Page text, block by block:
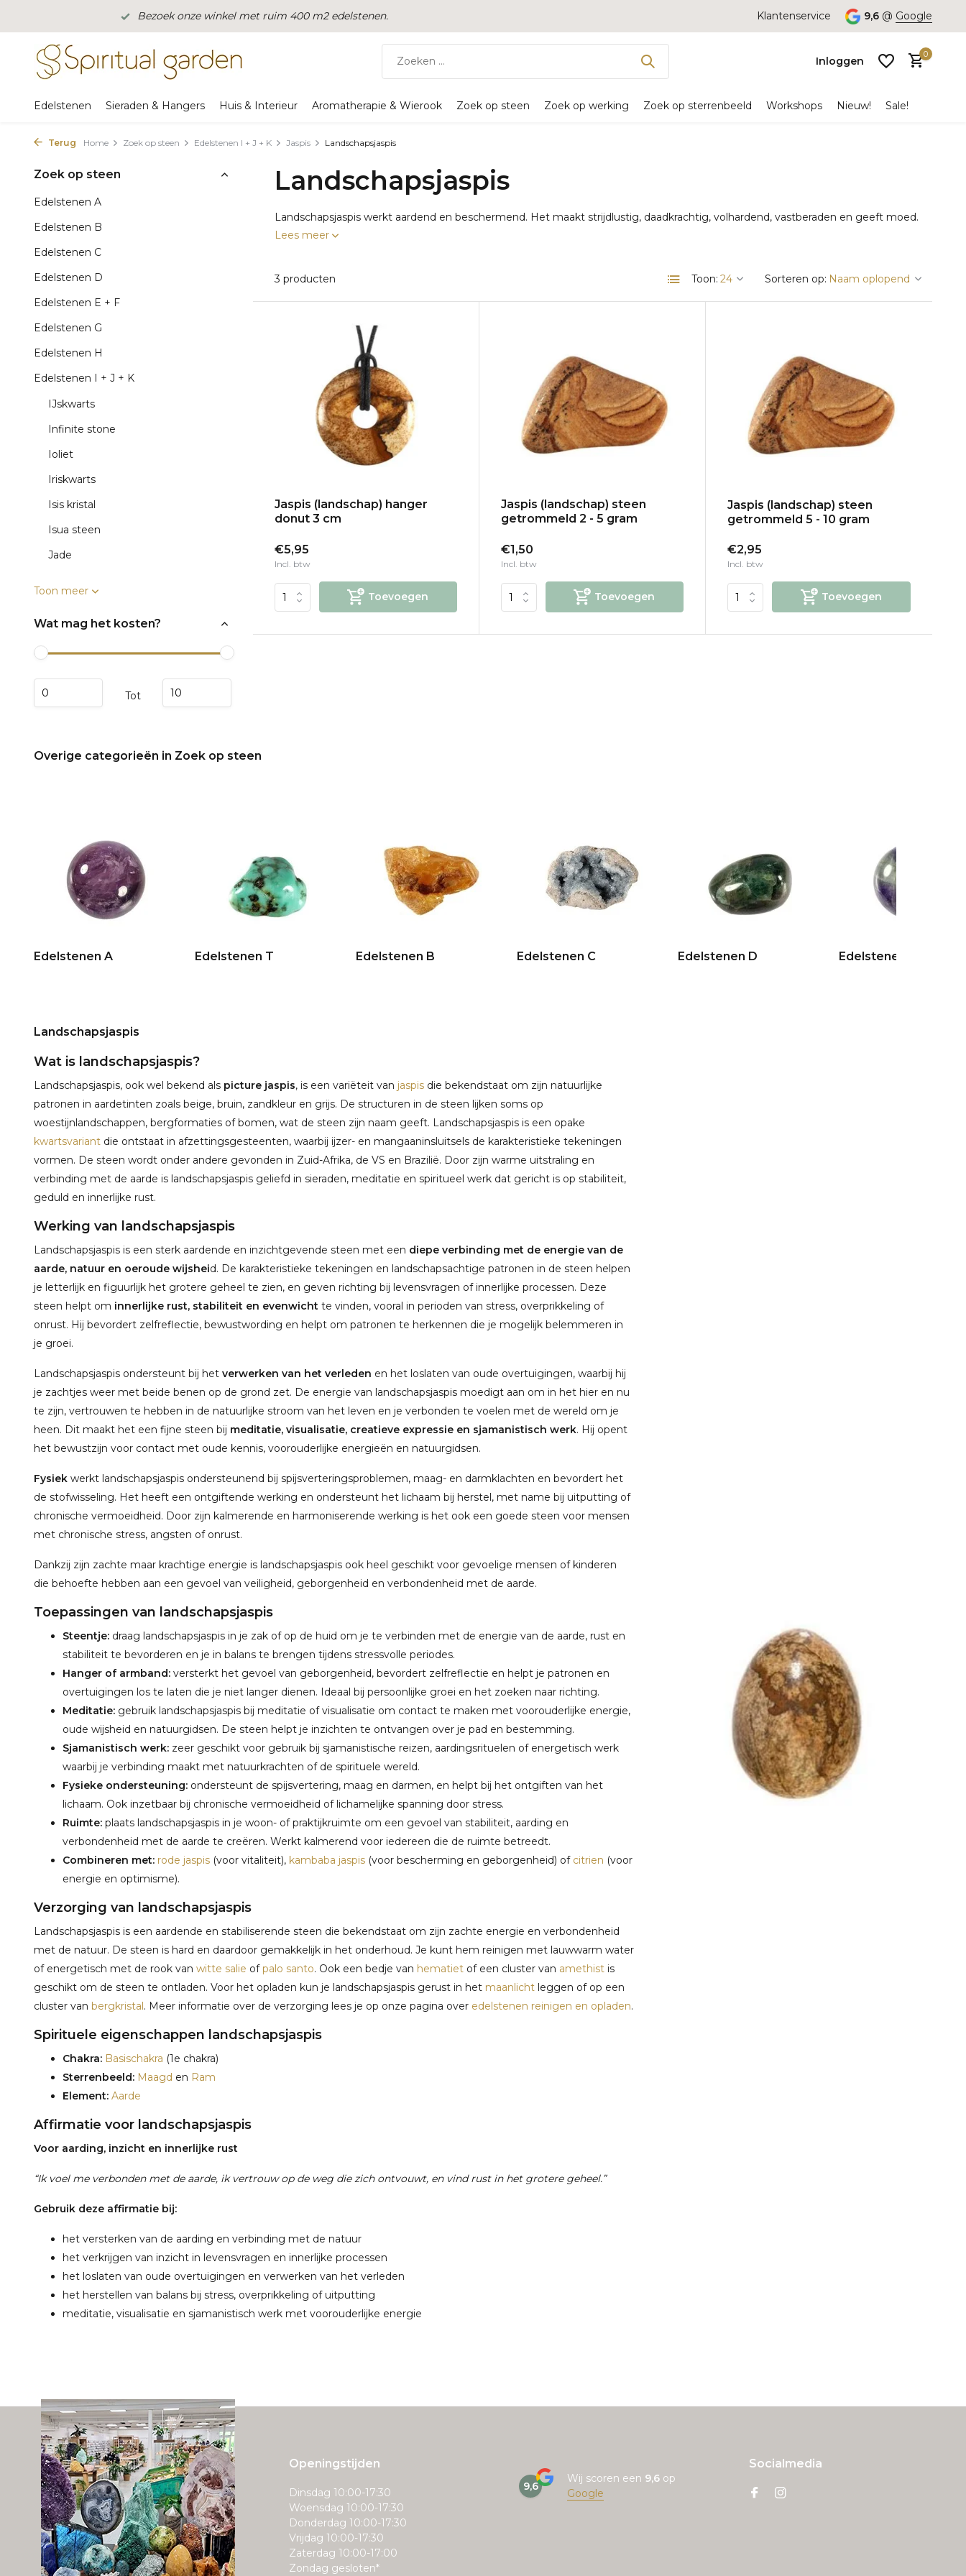
Bezoek onze winkel met ruim 400 m2 edelstenen. Klantenservice 9,6 @ Google
Inloggen
0
Edelstenen Sieraden & Hangers Huis & Interieur Aromatherapie & Wierook Zoek op steen Zoek op werking Zoek op sterrenbeeld Workshops Nieuw! Sale!
Terug Home Zoek op steen Edelstenen I + J + K Jaspis Landschapsjaspis
Zoek op steen
Edelstenen A
Edelstenen B
Edelstenen C
Edelstenen D
Edelstenen E + F
Edelstenen G
Edelstenen H
Edelstenen I + J + K
IJskwarts
Infinite stone
Ioliet
Iriskwarts
Isis kristal
Isua steen
Jade
Toon meer
Wat mag het kosten?
Tot
Landschapsjaspis
Landschapsjaspis werkt aardend en beschermend. Het maakt strijdlustig, daadkrachtig, volhardend, vastberaden en geeft moed.
Lees meer
3 producten Toon: Sorteren op:
Jaspis (landschap) hanger
donut 3 cm
€5,95
Incl. btw
Toevoegen
Jaspis (landschap) steen
getrommeld 2 - 5 gram
€1,50
Incl. btw
Toevoegen
Jaspis (landschap) steen
getrommeld 5 - 10 gram
€2,95
Incl. btw
Toevoegen
Overige categorieën in Zoek op steen
Edelstenen A Edelstenen T Edelstenen B Edelstenen C Edelstenen D Edelstenen E + F
Landschapsjaspis
Wat is landschapsjaspis?
Landschapsjaspis, ook wel bekend als picture jaspis, is een variëteit van jaspis die bekendstaat om zijn natuurlijke
patronen in aardetinten zoals beige, bruin, zandkleur en grijs. De structuren in de steen lijken soms op
woestijnlandschappen, bergformaties of bomen, wat de steen zijn naam geeft. Landschapsjaspis is een opake
kwartsvariant die ontstaat in afzettingsgesteenten, waarbij ijzer- en mangaaninsluitsels de karakteristieke tekeningen
vormen. De steen wordt onder andere gevonden in Zuid-Afrika, de VS en Brazilië. Door zijn warme uitstraling en
verbinding met de aarde is landschapsjaspis geliefd in sieraden, meditatie en spiritueel werk dat gericht is op stabiliteit,
geduld en innerlijke rust.
Werking van landschapsjaspis
Landschapsjaspis is een sterk aardende en inzichtgevende steen met een diepe verbinding met de energie van de
aarde, natuur en oeroude wijsheid. De karakteristieke tekeningen en landschapsachtige patronen in de steen helpen
je letterlijk en figuurlijk het grotere geheel te zien, en geven richting bij levensvragen of innerlijke processen. Deze
steen helpt om innerlijke rust, stabiliteit en evenwicht te vinden, vooral in perioden van stress, overprikkeling of
onrust. Hij bevordert zelfreflectie, bewustwording en helpt om patronen te herkennen die je mogelijk belemmeren in
je groei.
Landschapsjaspis ondersteunt bij het verwerken van het verleden en het loslaten van oude overtuigingen, waarbij hij
je zachtjes weer met beide benen op de grond zet. De energie van landschapsjaspis moedigt aan om in het hier en nu
te zijn, vertrouwen te hebben in de natuurlijke stroom van het leven en je verbonden te voelen met de wereld om je
heen. Dit maakt het een fijne steen bij meditatie, visualisatie, creatieve expressie en sjamanistisch werk. Hij opent
het bewustzijn voor contact met oude kennis, voorouderlijke energieën en natuurgidsen.
Fysiek werkt landschapsjaspis ondersteunend bij spijsverteringsproblemen, maag- en darmklachten en bevordert het
de stofwisseling. Het heeft een ontgiftende werking en ondersteunt het lichaam bij herstel, met name bij uitputting of
chronische vermoeidheid. Door zijn kalmerende en harmoniserende werking is het ook een goede steen voor mensen
met chronische stress, angsten of onrust.
Dankzij zijn zachte maar krachtige energie is landschapsjaspis ook heel geschikt voor gevoelige mensen of kinderen
die behoefte hebben aan een gevoel van veiligheid, geborgenheid en verbondenheid met de aarde.
Toepassingen van landschapsjaspis
Steentje: draag landschapsjaspis in je zak of op de huid om je te verbinden met de energie van de aarde, rust en
stabiliteit te bevorderen en je in balans te brengen tijdens stressvolle periodes.
Hanger of armband: versterkt het gevoel van geborgenheid, bevordert zelfreflectie en helpt je patronen en
overtuigingen los te laten die je niet langer dienen. Ideaal bij persoonlijke groei en het zoeken naar richting.
Meditatie: gebruik landschapsjaspis bij meditatie of visualisatie om contact te maken met voorouderlijke energie,
oude wijsheid en natuurgidsen. De steen helpt je inzichten te ontvangen over je pad en bestemming.
Sjamanistisch werk: zeer geschikt voor gebruik bij sjamanistische reizen, aardingsrituelen of energetisch werk
waarbij je verbinding maakt met natuurkrachten of de spirituele wereld.
Fysieke ondersteuning: ondersteunt de spijsvertering, maag en darmen, en helpt bij het ontgiften van het
lichaam. Ook inzetbaar bij chronische vermoeidheid of lichamelijke spanning door stress.
Ruimte: plaats landschapsjaspis in je woon- of praktijkruimte om een gevoel van stabiliteit, aarding en
verbondenheid met de aarde te creëren. Werkt kalmerend voor iedereen die de ruimte betreedt.
Combineren met: rode jaspis (voor vitaliteit), kambaba jaspis (voor bescherming en geborgenheid) of citrien (voor
energie en optimisme).
Verzorging van landschapsjaspis
Landschapsjaspis is een aardende en stabiliserende steen die bekendstaat om zijn zachte energie en verbondenheid
met de natuur. De steen is hard en daardoor gemakkelijk in het onderhoud. Je kunt hem reinigen met lauwwarm water
of energetisch met de rook van witte salie ofpalo santo. Ook een bedje van hematiet of een cluster van amethist is
geschikt om de steen te ontladen. Voor het opladen kun je landschapsjaspis gerust in het maanlicht leggen of op een
cluster van bergkristal. Meer informatie over de verzorging lees je op onze pagina over edelstenen reinigen en opladen.
Spirituele eigenschappen landschapsjaspis
Chakra: Basischakra (1e chakra)
Sterrenbeeld: Maagd en Ram
Element: Aarde
Affirmatie voor landschapsjaspis
Voor aarding, inzicht en innerlijke rust
“Ik voel me verbonden met de aarde, ik vertrouw op de weg die zich ontvouwt, en vind rust in het grotere geheel.”
Gebruik deze affirmatie bij:
het versterken van de aarding en verbinding met de natuur
het verkrijgen van inzicht in levensvragen en innerlijke processen
het loslaten van oude overtuigingen en verwerken van het verleden
het herstellen van balans bij stress, overprikkeling of uitputting
meditatie, visualisatie en sjamanistisch werk met voorouderlijke energie
Openingstijden
Dinsdag 10:00-17:30
Woensdag 10:00-17:30
Donderdag 10:00-17:30
Vrijdag 10:00-17:30
Zaterdag 10:00-17:00
Zondag gesloten*
9,6
Wij scoren een 9,6 op
Google
Socialmedia